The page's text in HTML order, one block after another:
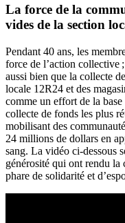
La force de la
vides de la section
Pendant 40 ans, les
force de l’action collective
aussi bien que la collecte
locale 12R24 et des
comme un effort de la base
collecte de fonds les plus
mobilisant des
24 millions de dollars en
sang. La vidéo ci-dessous
générosité qui ont rendu
phare de solidarité et